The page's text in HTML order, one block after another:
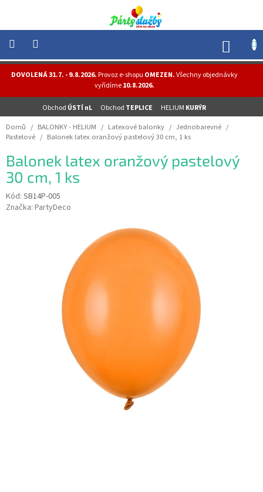
obsah
DOVOLENÁ 31.7. - 9.8.2026.Provoz e-shopu OMEZEN.Všechny objednávky
vyřídíme10.8.2026.
Obchod ÚSTÍ nL Obchod TEPLICE HELIUM KURÝR
NOVINKY
HELIUM
-
OSLAVY
MASKY
-
KOSTÝMY
Domů / BALONKY - HELIUM / Latexové balonky / Jednobarevné /
Pastelové / Balonek latex oranžový pastelový 30 cm, 1 ks
Balonek latex oranžový pastelový
30 cm, 1 ks
Kód: SB14P-005
Značka: PartyDeco